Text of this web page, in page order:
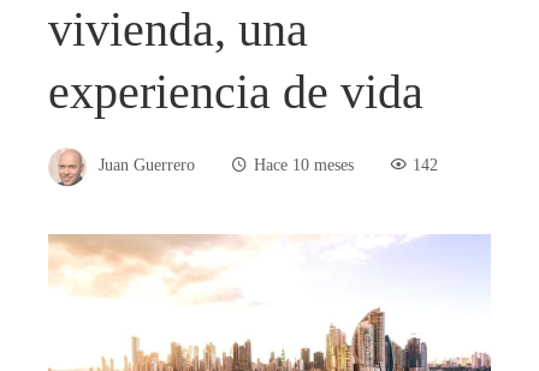
vivienda, una
experiencia de vida
Juan Guerrero Hace 10 meses 142